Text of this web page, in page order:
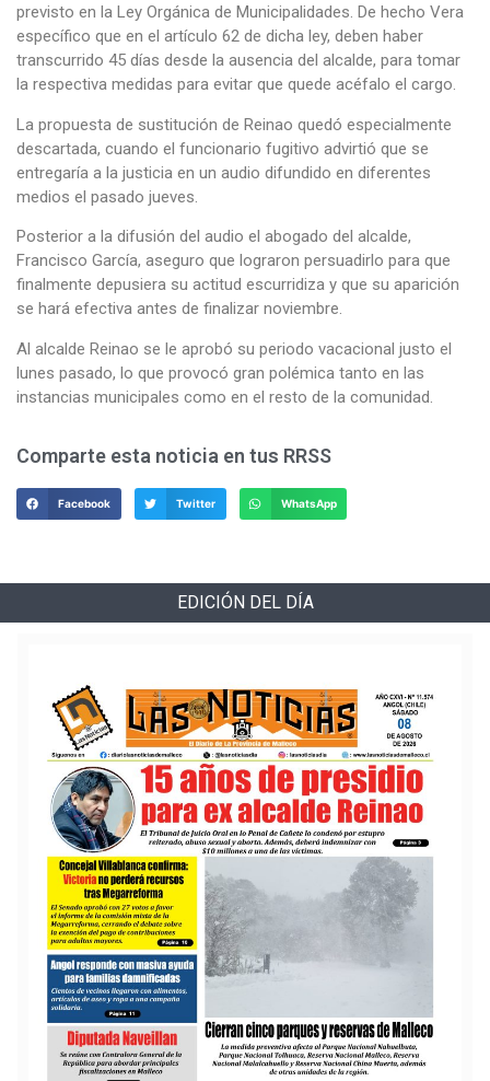
previsto en la Ley Orgánica de Municipalidades. De hecho Vera
específico que en el artículo 62 de dicha ley, deben haber
transcurrido 45 días desde la ausencia del alcalde, para tomar
la respectiva medidas para evitar que quede acéfalo el cargo.
La propuesta de sustitución de Reinao quedó especialmente
descartada, cuando el funcionario fugitivo advirtió que se
entregaría a la justicia en un audio difundido en diferentes
medios el pasado jueves.
Posterior a la difusión del audio el abogado del alcalde,
Francisco García, aseguro que lograron persuadirlo para que
finalmente depusiera su actitud escurridiza y que su aparición
se hará efectiva antes de finalizar noviembre.
Al alcalde Reinao se le aprobó su periodo vacacional justo el
lunes pasado, lo que provocó gran polémica tanto en las
instancias municipales como en el resto de la comunidad.
Comparte esta noticia en tus RRSS
Facebook Twitter WhatsApp
EDICIÓN DEL DÍA